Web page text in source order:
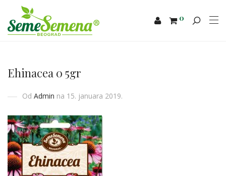
0
Ehinacea 0 5gr
Od Admin na 15. januara 2019.